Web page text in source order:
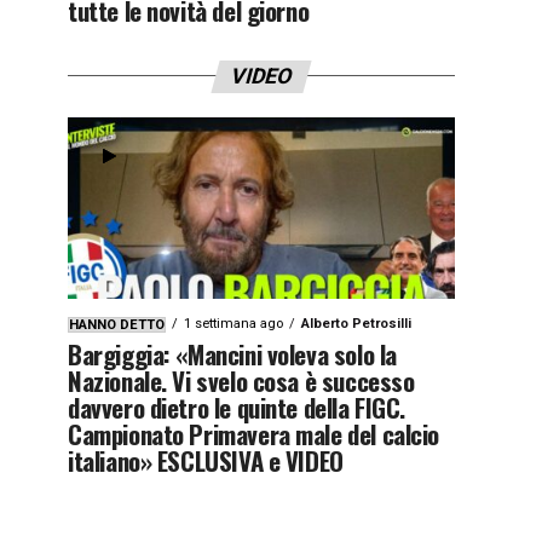
tutte le novità del giorno
VIDEO
HANNO DETTO 1 settimana ago Alberto Petrosilli
Bargiggia: «Mancini voleva solo la
Nazionale. Vi svelo cosa è successo
davvero dietro le quinte della FIGC.
Campionato Primavera male del calcio
italiano» ESCLUSIVA e VIDEO